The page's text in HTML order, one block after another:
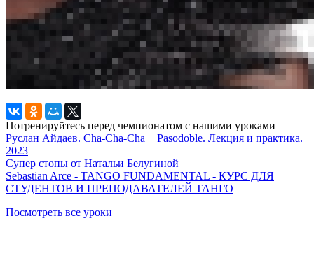
Потренируйтесь перед чемпионатом с нашими уроками
Руслан Айдаев. Cha-Cha-Cha + Pasodoble. Лекция и практика.
2023
Супер стопы от Натальи Белугиной
Sebastian Arce - TANGO FUNDAMENTAL - КУРС ДЛЯ
СТУДЕНТОВ И ПРЕПОДАВАТЕЛЕЙ ТАНГО
Посмотреть все уроки